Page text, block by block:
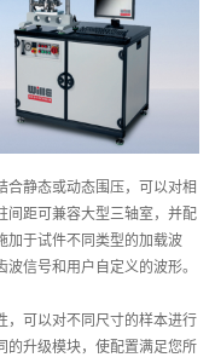
合静态或动态围压，可以对相
间距可兼容大型三轴室，并配
加于试件不同类型的加载波
信号和用户自定义的波形。
，可以对不同尺寸的样本进行
的升级模块，使配置满足您所